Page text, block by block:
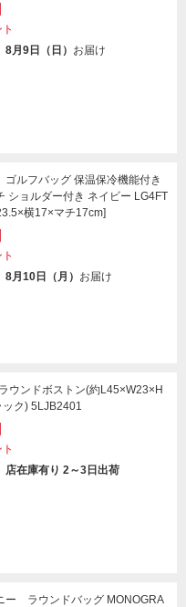
月9日（日） お届け
ルフバッグ 保温保冷機能付き
ショルダー付き ネイビー LG4FT
横17×マチ17cm]
8月10日（月） お届け
ンドボストン(約L45×W23×H
ク) 5LJB2401
店在庫有り 2～3日出荷
ー ラウンドバッグ MONOGRA